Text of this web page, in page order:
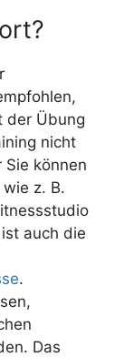
der Übung
nicht
können
z. B.
auch die
.
Das